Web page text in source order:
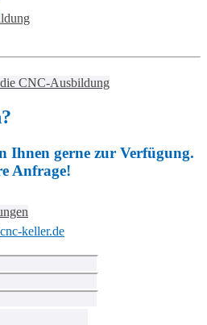
CNC-Ausbildung
Ihnen gerne zur Verfügung.
Anfrage!
keller.de